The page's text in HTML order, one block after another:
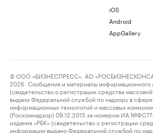
iOS
Android
AppGallery
© ООО «БИЗНЕСПРЕСС», АО
2026. Сообщения и материалы информационного
(свидетельство о регистрации средства
выдано Федеральной службой по надзору в сфере
информационных технологий и массовых
(Роскомнадзор) 09.12.2015 за номером ИА
издания «РБК» (свидетельство о регистрации
информации выдано Федеральной службой по